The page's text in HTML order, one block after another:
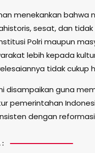
menekankan
sesat, dan
Polri maupun
lebih kepada
tidak cukup
disampaikan guna
pemerintahan
dengan